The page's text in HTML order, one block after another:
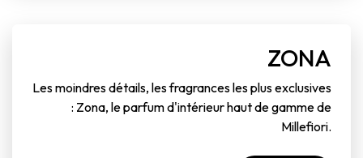
ZONA
Les moindres détails, les fragrances les plus exclusives
: Zona, le parfum d'intérieur haut de gamme de
Millefiori.